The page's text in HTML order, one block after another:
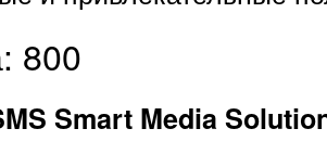
800
Smart Media